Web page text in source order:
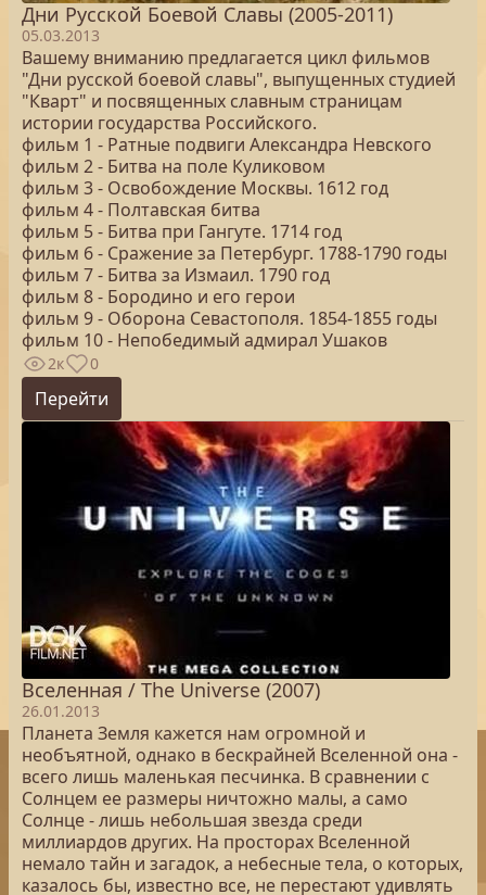
Дни Русской Боевой Славы (2005-2011)
05.03.2013
Вашему вниманию предлагается цикл фильмов
"Дни русской боевой славы", выпущенных студией
"Кварт" и посвященных славным страницам
истории государства Российского.
фильм 1 - Ратные подвиги Александра Невского
фильм 2 - Битва на поле Куликовом
фильм 3 - Освобождение Москвы. 1612 год
фильм 4 - Полтавская битва
фильм 5 - Битва при Гангуте. 1714 год
фильм 6 - Сражение за Петербург. 1788-1790 годы
фильм 7 - Битва за Измаил. 1790 год
фильм 8 - Бородино и его герои
фильм 9 - Оборона Севастополя. 1854-1855 годы
фильм 10 - Непобедимый адмирал Ушаков
2к 0
Перейти
Вселенная / The Universe (2007)
26.01.2013
Планета Земля кажется нам огромной и
необъятной, однако в бескрайней Вселенной она -
всего лишь маленькая песчинка. В сравнении с
Солнцем ее размеры ничтожно малы, а само
Солнце - лишь небольшая звезда среди
миллиардов других. На просторах Вселенной
немало тайн и загадок, а небесные тела, о которых,
казалось бы, известно все, не перестают удивлять